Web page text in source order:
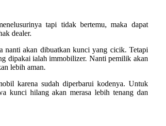
tapi tidak bertemu, maka dapat
dealer.
akan dibuatkan kunci yang cicik. Tetapi
dipakai ialah immobilizer. Nanti pemilik akan
lebih aman.
karena sudah diperbarui kodenya. Untuk
kunci hilang akan merasa lebih tenang dan